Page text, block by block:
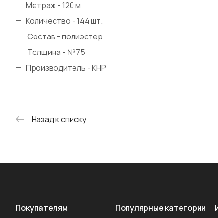
Метраж - 120 м
Количество - 144 шт.
Состав - полиэстер
Толщина - №75
Производитель - КНР
Назад к списку
Покупателям
Популярные категории